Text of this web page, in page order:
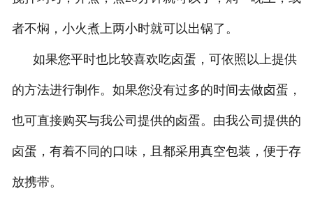
者不焖，小火煮上两小时就可以出锅了。
如果您平时也比较喜欢吃卤蛋，可依照以上提供
的方法进行制作。如果您没有过多的时间去做卤蛋，
也可直接购买与我公司提供的卤蛋。由我公司提供的
卤蛋，有着不同的口味，且都采用真空包装，便于存
放携带。